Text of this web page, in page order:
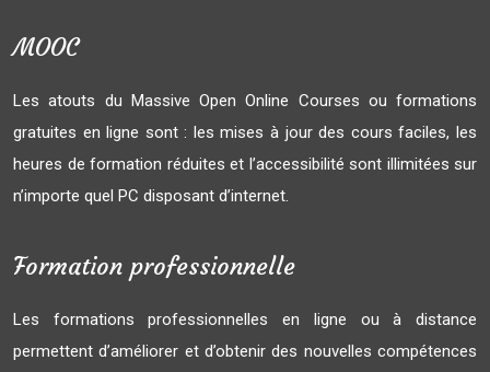
MOOC
Les atouts du Massive Open Online Courses ou formations
gratuites en ligne sont : les mises à jour des cours faciles, les
heures de formation réduites et l’accessibilité sont illimitées sur
n’importe quel PC disposant d’internet.
Formation professionnelle
Les formations professionnelles en ligne ou à distance
permettent d’améliorer et d’obtenir des nouvelles compétences